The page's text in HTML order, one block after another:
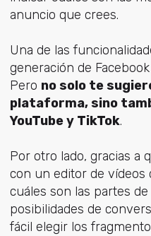
anuncio que crees.
Una de las
generación de
Pero no solo te
plataforma, sino
YouTube y TikTok.
Por otro lado, gracias a
con un editor de vídeos
cuáles son las partes
posibilidades de
fácil elegir los